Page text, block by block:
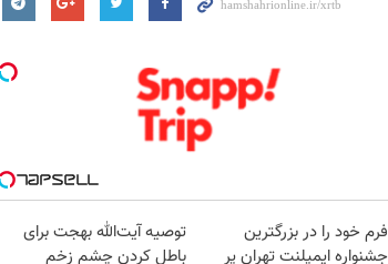
فرم خود را در بزرگترین
جشنواره ایمپلنت تهران پر
توصیه آیت‌الله بهجت برای
باطل کردن چشم زخم